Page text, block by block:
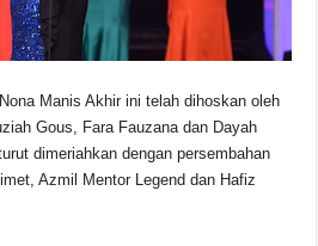
Manis Akhir ini telah dihoskan oleh
Gous, Fara Fauzana dan Dayah
dimeriahkan dengan persembahan
Azmil Mentor Legend dan Hafiz